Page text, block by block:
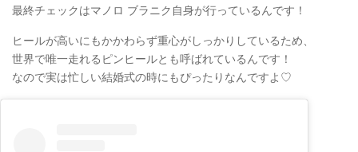
最終チェックはマノロ ブラニク自身が行っているんです！
ヒールが高いにもかかわらず重心がしっかりしているため、
世界で唯一走れるピンヒールとも呼ばれているんです！
なので実は忙しい結婚式の時にもぴったりなんですよ♡